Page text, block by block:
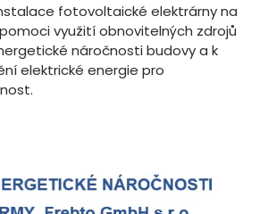
fotovoltaické elektrárny na
využití obnovitelných zdrojů
náročnosti budovy a k
elektrické energie pro